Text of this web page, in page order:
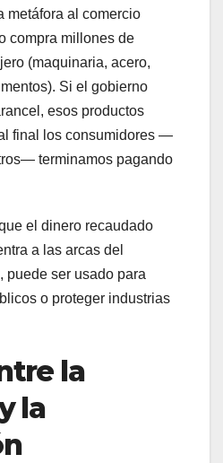
metáfora al comercio
compra millones de
(maquinaria, acero,
Si el gobierno
esos productos
final los consumidores —
terminamos pagando
el dinero recaudado
a las arcas del
puede ser usado para
o proteger industrias
la
la